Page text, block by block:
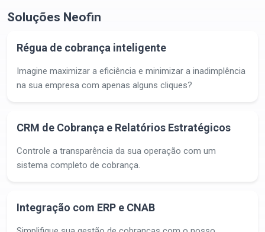
Soluções Neofin
Régua de cobrança inteligente
Imagine maximizar a eficiência e minimizar a inadimplência
na sua empresa com apenas alguns cliques?
CRM de Cobrança e Relatórios Estratégicos
Controle a transparência da sua operação com um
sistema completo de cobrança.
Integração com ERP e CNAB